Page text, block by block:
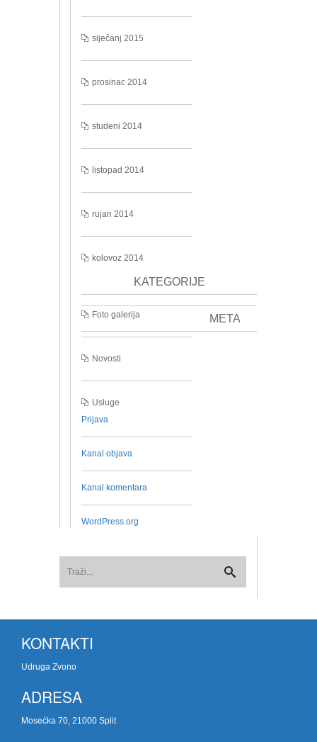
siječanj 2015
prosinac 2014
studeni 2014
listopad 2014
rujan 2014
kolovoz 2014
KATEGORIJE
Foto galerija
Novosti
Usluge
META
Prijava
Kanal objava
Kanal komentara
WordPress.org
KONTAKTI
Udruga Zvono
ADRESA
Mosećka 70, 21000 Split